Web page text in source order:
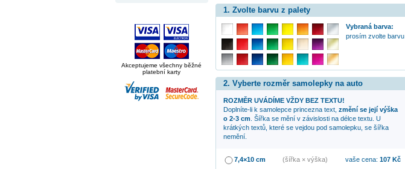
Akceptujeme všechny běžné
platební karty
1. Zvolte barvu z palety
Vybraná barva:
prosím zvolte barvu
2. Vyberte rozměr samolepky na auto
ROZMĚR UVÁDÍME VŽDY BEZ TEXTU!
Doplníte-li k samolepce princeznatext, změní se její výška
o 2-3 cm. Šířka se mění v závislosti na délce textu. U
krátkých textů, které se vejdou pod samolepku, se šířka
nemění.
7,4×10 cm (šířka × výška) vaše cena: 107Kč